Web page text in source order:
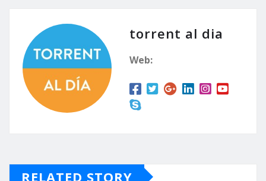
torrent al dia
Web:
RELATED STORY